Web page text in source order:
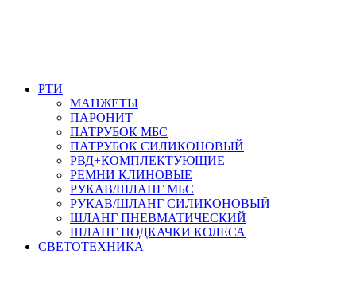
РТИ
МАНЖЕТЫ
ПАРОНИТ
ПАТРУБОК МБС
ПАТРУБОК СИЛИКОНОВЫЙ
РВД+КОМПЛЕКТУЮЩИЕ
РЕМНИ КЛИНОВЫЕ
РУКАВ/ШЛАНГ МБС
РУКАВ/ШЛАНГ СИЛИКОНОВЫЙ
ШЛАНГ ПНЕВМАТИЧЕСКИЙ
ШЛАНГ ПОДКАЧКИ КОЛЕСА
СВЕТОТЕХНИКА